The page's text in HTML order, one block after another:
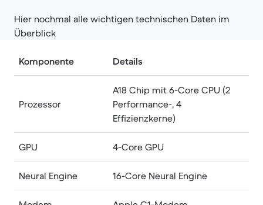
Hier nochmal alle wichtigen technischen Daten im
Überblick
Komponente Details
Prozessor
A18 Chip mit 6-Core CPU (2
Performance-, 4
Effizienzkerne)
GPU 4-Core GPU
Neural Engine 16-Core Neural Engine